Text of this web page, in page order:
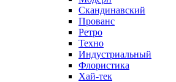
Скандинавский
Прованс
Ретро
Техно
Индустриальный
Флористика
Хай-тек